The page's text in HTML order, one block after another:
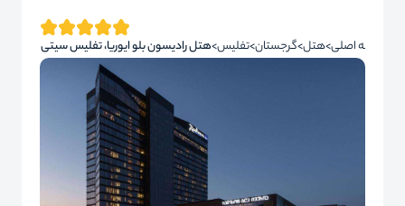
صفحه اصلی هتل گرجستان تفلیس هتل رادیسون بلو ایوریا، تفلیس سیتی سنتر